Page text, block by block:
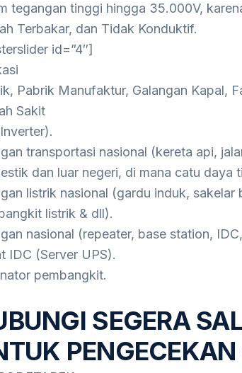
tegangan tinggi hingga 35.000V,
Terbakar, dan Tidak Konduktif.
id=”4″]
Pabrik Manufaktur, Galangan Kapal,
Sakit
transportasi nasional (kereta api,
dan luar negeri, di mana catu daya
listrik nasional (gardu induk, sakelar
listrik & dll).
nasional (repeater, base station,
IDC (Server UPS).
pembangkit.
SEGERA